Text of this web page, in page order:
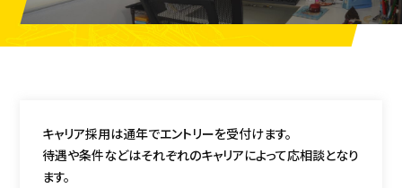
キャリア採用は通年でエントリーを受付けます。
待遇や条件などはそれぞれのキャリアによって応相談となり
ます。